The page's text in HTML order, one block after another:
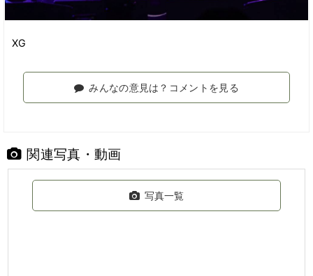
XG
みんなの意見は？コメントを見る
関連写真・動画
写真一覧